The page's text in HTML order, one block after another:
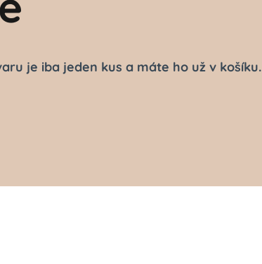
je iba jeden kus a máte ho už v košíku.